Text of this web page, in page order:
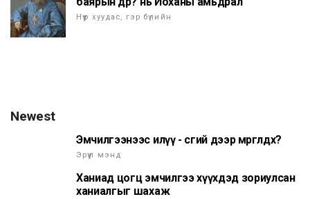
Нүүр хуудас, гэр бүлийн
Newest
Эмчилгээнээс илүү - өсгий дээр мөргөлдөх?
Эрүүл мэнд
Ханиад цогц эмчилгээ хүүхдэд зориулсан
ханиалгыг шахаж